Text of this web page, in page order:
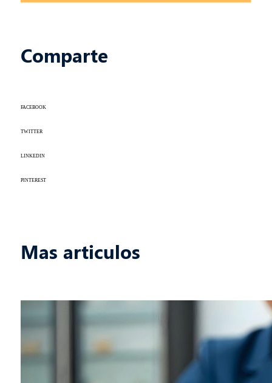
Comparte
FACEBOOK
TWITTER
LINKEDIN
PINTEREST
Mas articulos